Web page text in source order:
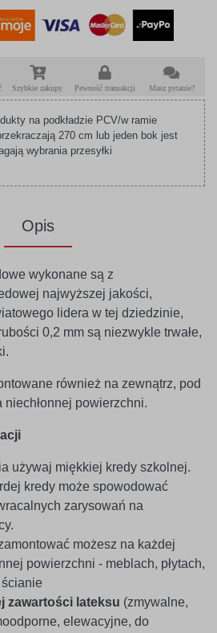
Szybkie zakupy Pewność transakcji Masz pytanie?
na podkładzie PCV/w ramie
270 cm lub jeden bok jest
wybrania przesyłki
Opis
wykonane są z
najwyższej jakości,
lidera w tej dziedzinie,
0,2 mm są niezwykle trwałe,
również na zewnątrz, pod
powierzchni.
używaj miękkiej kredy szkolnej.
kredy może spowodować
zarysowań na
możesz na każdej
powierzchni - meblach, płytach,
zawartości lateksu (zmywalne,
elewacyjne, do